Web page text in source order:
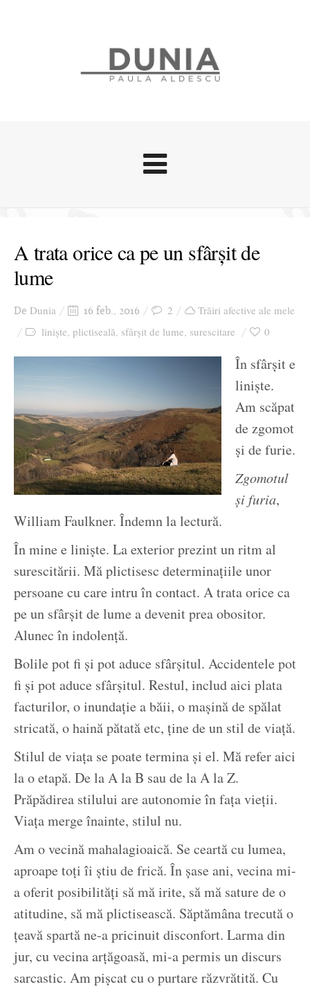
Stari afective
Zice Dunia
Cursuri povestite
Ziua culorii
A trata orice ca pe un sfârşit de
lume
De Dunia 16 feb., 2016 2
Trăiri afective ale mele
linişte, plictiseală, sfârşit de lume, surescitare 0
În sfârşit e
linişte.
Am scăpat
de zgomot
şi de furie.
Zgomotul
şi furia,
William Faulkner. Îndemn la lectură.
În mine e linişte. La exterior prezint un ritm al
surescitării. Mă plictisesc determinaţiile unor
persoane cu care intru în contact. A trata orice ca
pe un sfârşit de lume a devenit prea obositor.
Alunec în indolenţă.
Bolile pot fi şi pot aduce sfârşitul. Accidentele pot
fi şi pot aduce sfârşitul. Restul, includ aici plata
facturilor, o inundaţie a băii, o maşină de spălat
stricată, o haină pătată etc, ţine de un stil de viaţă.
Stilul de viaţa se poate termina şi el. Mă refer aici
la o etapă. De la A la B sau de la A la Z.
Prăpădirea stilului are autonomie în faţa vieţii.
Viaţa merge înainte, stilul nu.
Am o vecină mahalagioaică. Se ceartă cu lumea,
aproape toţi îi ştiu de frică. În şase ani, vecina mi-
a oferit posibilităţi să mă irite, să mă sature de o
atitudine, să mă plictisească. Săptămâna trecută o
ţeavă spartă ne-a pricinuit disconfort. Larma din
jur, cu vecina arţăgoasă, mi-a permis un discurs
sarcastic. Am pişcat cu o purtare răzvrătită. Cu